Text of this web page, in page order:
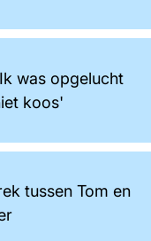
was opgelucht
koos'
tussen Tom en